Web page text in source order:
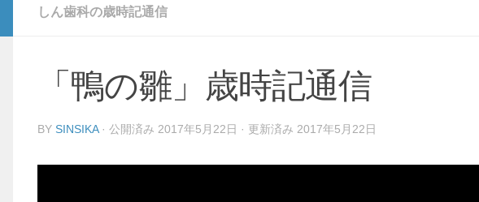
しん歯科の歳時記通信
「鴨の雛」歳時記通信
BY SINSIKA · 公開済み 2017年5月22日 · 更新済み 2017年5月22日